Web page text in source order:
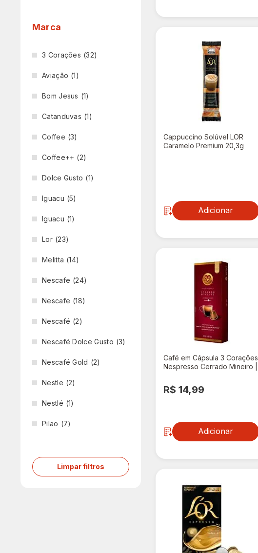
Marca
3 Corações (32)
Aviação (1)
Bom Jesus (1)
Catanduvas (1)
Coffee (3)
Coffee++ (2)
Dolce Gusto (1)
Iguacu (5)
Iguacu (1)
Lor (23)
Melitta (14)
Nescafe (24)
Nescafe (18)
Nescafé (2)
Nescafé Dolce Gusto (3)
Nescafé Gold (2)
Nestle (2)
Nestlé (1)
Pilao (7)
Sendeski (1)
Limpar filtros
Cappuccino Solúvel LOR
Caramelo Premium 20,3g
Adicionar
Café em Cápsula 3 Corações
Nespresso Cerrado Mineiro |
R$ 14,99
Adicionar